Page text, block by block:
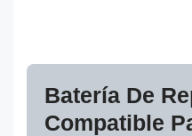
Batería De
Compatible